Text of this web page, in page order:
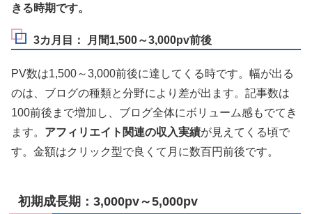
きる時期です。
3カ月目： 月間1,500～3,000pv前後
PV数は1,500～3,000前後に達してくる時です。幅が出る
のは、ブログの種類と分野により差が出ます。記事数は
100前後まで増加し、ブログ全体にボリューム感もでてき
ます。 アフィリエイト関連の収入実績が見えてくる頃で
す。金額はクリック型で良くて月に数百円前後です。
初期成長期：3,000pv～5,000pv